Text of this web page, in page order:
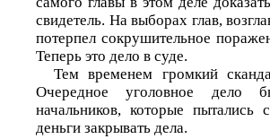
свидетель. На выборах глав,
потерпел сокрушительное
Теперь это дело в суде.
Тем временем громкий
Очередное уголовное дело
начальников, которые
деньги закрывать дела.